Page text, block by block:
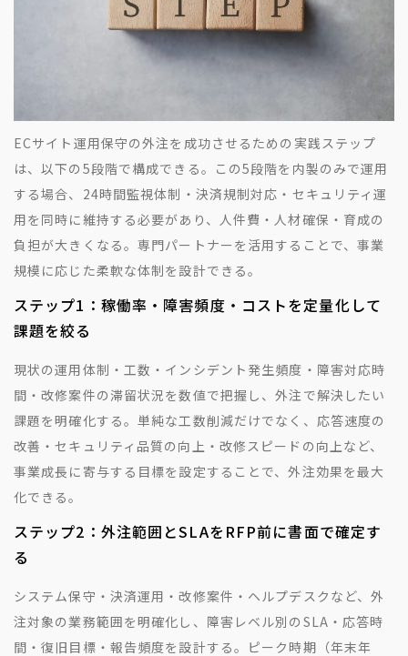
ECサイト運用保守の外注を成功させるための実践ステップ
は、以下の5段階で構成できる。この5段階を内製のみで運用
する場合、24時間監視体制・決済規制対応・セキュリティ運
用を同時に維持する必要があり、人件費・人材確保・育成の
負担が大きくなる。専門パートナーを活用することで、事業
規模に応じた柔軟な体制を設計できる。
ステップ1：稼働率・障害頻度・コストを定量化して
課題を絞る
現状の運用体制・工数・インシデント発生頻度・障害対応時
間・改修案件の滞留状況を数値で把握し、外注で解決したい
課題を明確化する。単純な工数削減だけでなく、応答速度の
改善・セキュリティ品質の向上・改修スピードの向上など、
事業成長に寄与する目標を設定することで、外注効果を最大
化できる。
ステップ2：外注範囲とSLAをRFP前に書面で確定す
る
システム保守・決済運用・改修案件・ヘルプデスクなど、外
注対象の業務範囲を明確化し、障害レベル別のSLA・応答時
間・復旧目標・報告頻度を設計する。ピーク時期（年末年